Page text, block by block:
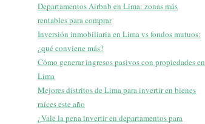
Departamentos Airbnb en Lima: zonas más
rentables para comprar
Inversión inmobiliaria en Lima vs fondos mutuos:
¿qué conviene más?
Cómo generar ingresos pasivos con propiedades en
Lima
Mejores distritos de Lima para invertir en bienes
raíces este año
¿Vale la pena invertir en departamentos para